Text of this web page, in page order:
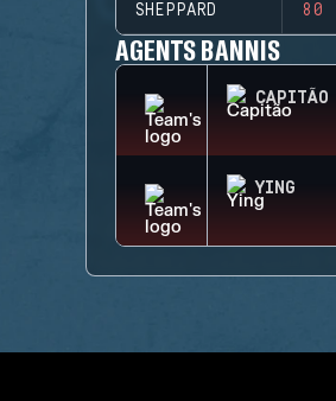
SHEPPARD 80
AGENTS BANNIS
CAPITÃO
YING